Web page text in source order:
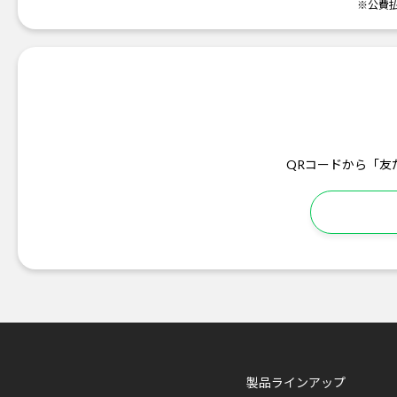
※公費
QRコードから「友
製品ラインアップ